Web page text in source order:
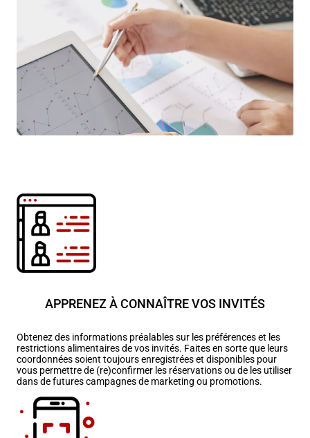
APPRENEZ À CONNAÎTRE VOS INVITÉS
Obtenez des informations préalables sur les préférences et les
restrictions alimentaires de vos invités. Faites en sorte que leurs
coordonnées soient toujours enregistrées et disponibles pour
vous permettre de (re)confirmer les réservations ou de les utiliser
dans de futures campagnes de marketing ou promotions.